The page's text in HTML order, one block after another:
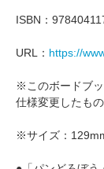
ISBN：
URL： https://
※このボードブ
仕様変更したも
※サイズ：